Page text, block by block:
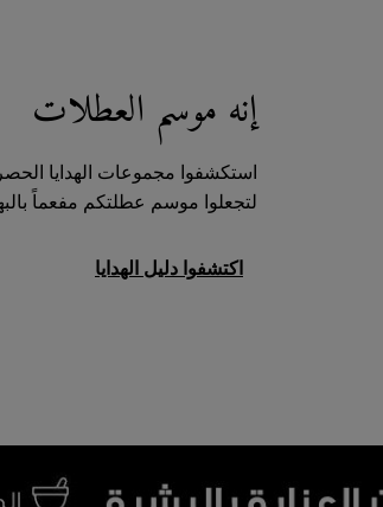
إنه موسم العطلات
استكشفوا مجموعات الهدايا
لتجعلوا موسم عطلتكم مفعماً
اكتشفوا دليل الهدايا